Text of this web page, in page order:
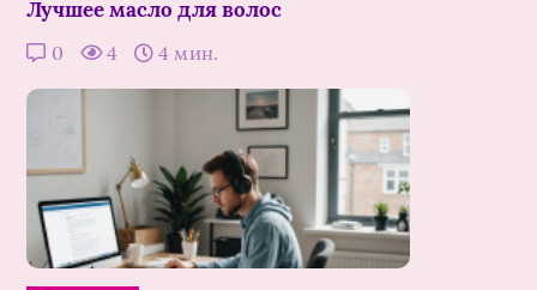
Лучшее масло для волос
0 4 4 мин.